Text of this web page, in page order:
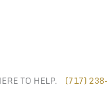
TO HELP. (717) 238-